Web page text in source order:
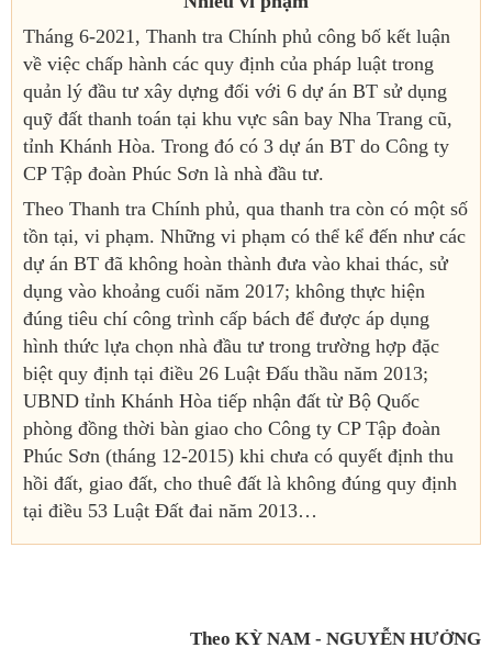
Tháng 6-2021, Thanh tra Chính phủ công bố kết luận
về việc chấp hành các quy định của pháp luật trong
quản lý đầu tư xây dựng đối với 6 dự án BT sử dụng
quỹ đất thanh toán tại khu vực sân bay Nha Trang cũ,
tỉnh Khánh Hòa. Trong đó có 3 dự án BT do Công ty
CP Tập đoàn Phúc Sơn là nhà đầu tư.
Theo Thanh tra Chính phủ, qua thanh tra còn có một số
tồn tại, vi phạm. Những vi phạm có thể kể đến như các
dự án BT đã không hoàn thành đưa vào khai thác, sử
dụng vào khoảng cuối năm 2017; không thực hiện
đúng tiêu chí công trình cấp bách để được áp dụng
hình thức lựa chọn nhà đầu tư trong trường hợp đặc
biệt quy định tại điều 26 Luật Đấu thầu năm 2013;
UBND tỉnh Khánh Hòa tiếp nhận đất từ Bộ Quốc
phòng đồng thời bàn giao cho Công ty CP Tập đoàn
Phúc Sơn (tháng 12-2015) khi chưa có quyết định thu
hồi đất, giao đất, cho thuê đất là không đúng quy định
tại điều 53 Luật Đất đai năm 2013…
Theo KỲ NAM - NGUYỄN HƯỞNG